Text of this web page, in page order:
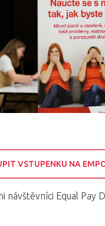
VSTUPENKU NA
návštěvníci Equal Pay